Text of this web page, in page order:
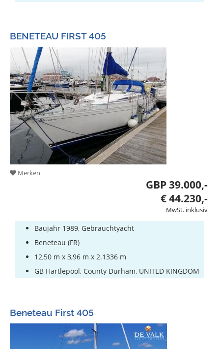
BENETEAU FIRST 405
Merken
GBP 39.000,-
€ 44.230,-
MwSt. inklusiv
Baujahr 1989, Gebrauchtyacht
Beneteau (FR)
12,50 m x 3,96 m x 2.1336 m
GB Hartlepool, County Durham, UNITED KINGDOM
Beneteau First 405